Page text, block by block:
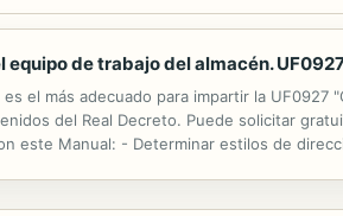
equipo de trabajo del almacén.
es el más adecuado para impartir la
del Real Decreto. Puede solicitar
este Manual: - Determinar estilos de